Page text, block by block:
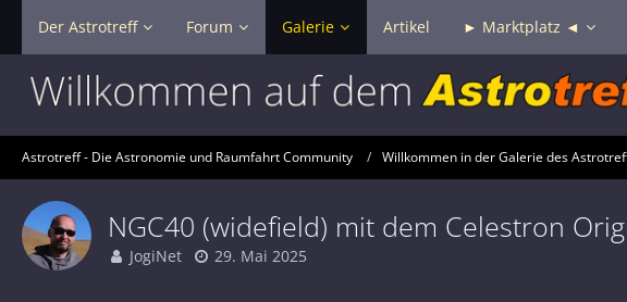
Der Astrotreff Forum Galerie Artikel ► Marktplatz ◄
Astrotreff - Die Astronomie und Raumfahrt Community Willkommen in der Galerie des
NGC40 (widefield) mit dem Celestron
JogiNet 29. Mai 2025